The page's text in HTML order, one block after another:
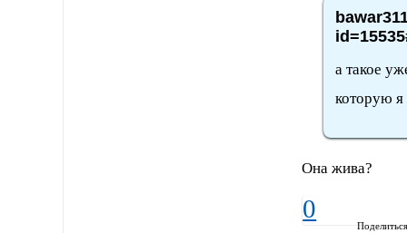
а такое
которую я
Она жива?
0